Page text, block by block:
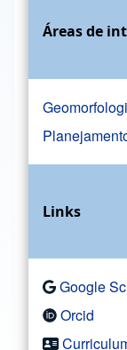
Áreas de
Links
Google
Orcid